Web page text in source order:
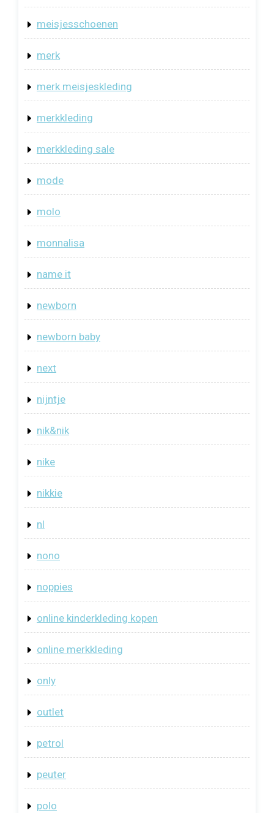
meisjesschoenen
merk
merk meisjeskleding
merkkleding
merkkleding sale
mode
molo
monnalisa
name it
newborn
newborn baby
next
nijntje
nik&nik
nike
nikkie
nl
nono
noppies
online kinderkleding kopen
online merkkleding
only
outlet
petrol
peuter
polo